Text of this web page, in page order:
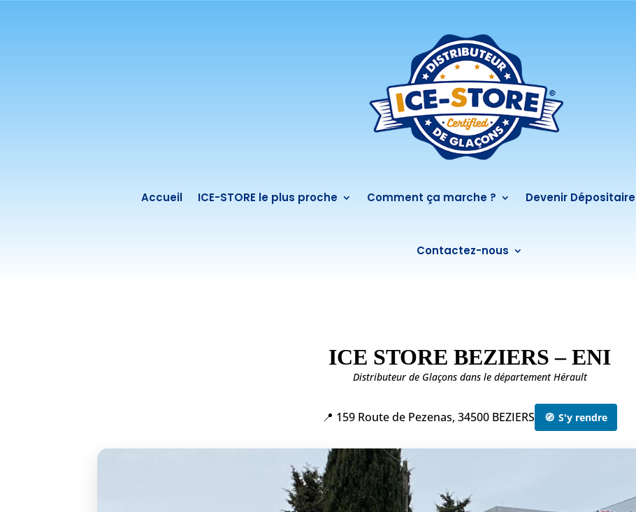
Accueil ICE-STORE le plus proche Comment ça marche ? Devenir Dépositaire
Contactez-nous
ICE STORE BEZIERS – ENI
Distributeur de Glaçons dans le département Hérault
📍 159 Route de Pezenas, 34500 BEZIERS 🧭 S'y rendre